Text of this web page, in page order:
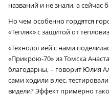
названий и не знали, а
Но чем особенно гордятся
«Тепляк» с защитой от
«Технологией с нами
«Прикрою-70» из Томска
благодарны, – говорит Юлия
сами ходили в лес,
видели? Эффект примерно